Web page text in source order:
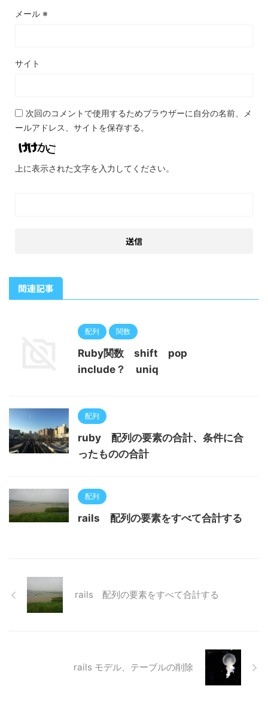
メール ※
サイト
次回のコメントで使用するためブラウザーに自分の名前、メ
ールアドレス、サイトを保存する。
上に表示された文字を入力してください。
関連記事
配列 関数
Ruby関数 shift pop
include？ uniq
配列
ruby 配列の要素の合計、条件に合
ったものの合計
配列
rails 配列の要素をすべて合計する
rails 配列の要素をすべて合計する
rails モデル、テーブルの削除